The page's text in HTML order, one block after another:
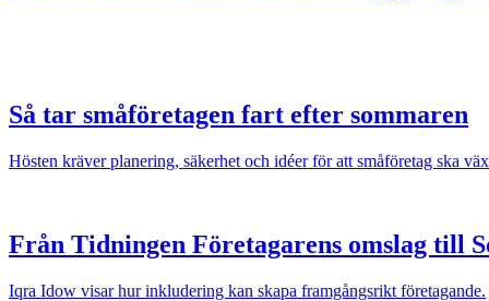
Så tar småföretagen fart efter sommaren
Hösten kräver planering, säkerhet och idéer för att småföretag ska
Från Tidningen Företagarens omslag till
Iqra Idow visar hur inkludering kan skapa framgångsrikt företagande.